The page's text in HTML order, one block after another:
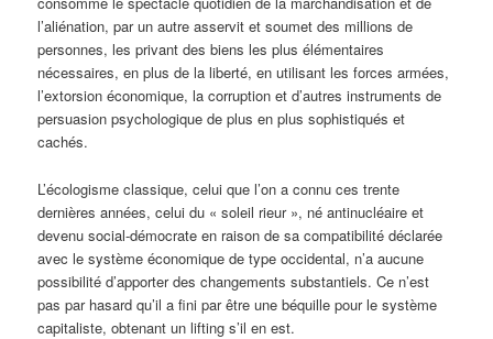
l’aliénation, par un autre asservit et soumet des millions de
personnes, les privant des biens les plus élémentaires
nécessaires, en plus de la liberté, en utilisant les forces armées,
l’extorsion économique, la corruption et d’autres instruments de
persuasion psychologique de plus en plus sophistiqués et
cachés.
L’écologisme classique, celui que l’on a connu ces trente
dernières années, celui du « soleil rieur », né antinucléaire et
devenu social-démocrate en raison de sa compatibilité déclarée
avec le système économique de type occidental, n’a aucune
possibilité d’apporter des changements substantiels. Ce n’est
pas par hasard qu’il a fini par être une béquille pour le système
capitaliste, obtenant un lifting s’il en est.